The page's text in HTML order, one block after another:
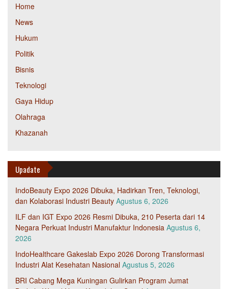
Home
News
Hukum
Politik
Bisnis
Teknologi
Gaya Hidup
Olahraga
Khazanah
Upadate
IndoBeauty Expo 2026 Dibuka, Hadirkan Tren, Teknologi,
dan Kolaborasi Industri Beauty Agustus 6, 2026
ILF dan IGT Expo 2026 Resmi Dibuka, 210 Peserta dari 14
Negara Perkuat Industri Manufaktur Indonesia Agustus 6,
2026
IndoHealthcare Gakeslab Expo 2026 Dorong Transformasi
Industri Alat Kesehatan Nasional Agustus 5, 2026
BRI Cabang Mega Kuningan Gulirkan Program Jumat